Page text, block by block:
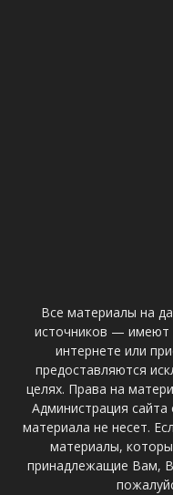
Все материалы на
источников — имеют
интернете или
предоставляются
целях. Права на
Администрация
материала не несет.
материалы,
принадлежащие Вам,